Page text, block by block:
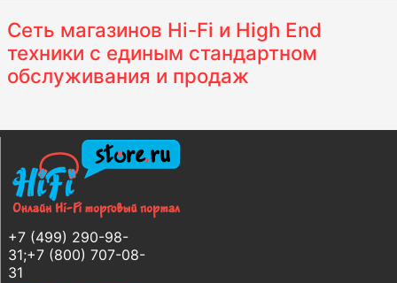
Сеть магазинов Hi-Fi и High End
техники с единым стандартном
обслуживания и продаж
+7 (499) 290-98-
31;+7 (800) 707-08-
31